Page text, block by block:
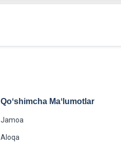
Qoʻshimcha Maʻlumotlar
Jamoa
Aloqa